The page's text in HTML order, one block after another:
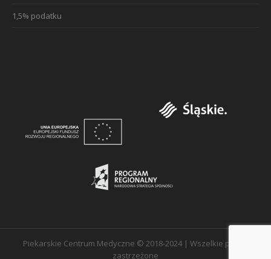
1,5% podatku
Piekarskie Centrum Medyczne © 2018-2024 | Wszelkie prawa
zastrzeżone